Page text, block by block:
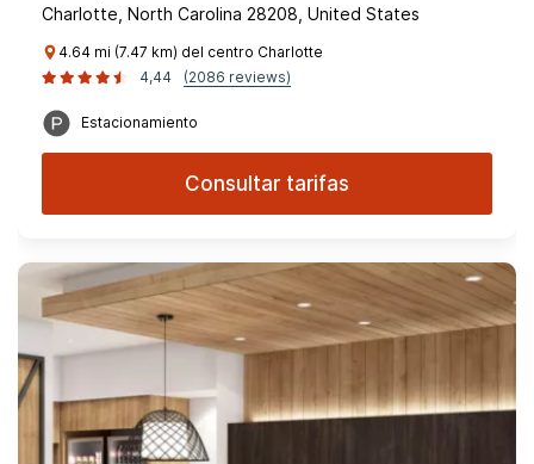
Charlotte, North Carolina 28208, United States
4.64 mi (7.47 km) del centro Charlotte
4,44
(2086 reviews)
Estacionamiento
Consultar tarifas